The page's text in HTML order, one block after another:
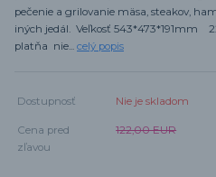
pečenie a grilovanie mäsa, steakov,
iných jedál. Veľkosť 543*473*191mm
platňa nie... celý popis
Dostupnosť Nie je skladom
Cena pred
zľavou
122,00 EUR